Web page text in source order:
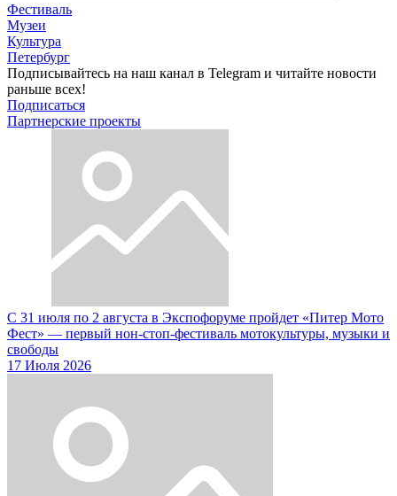
Фестиваль
Музеи
Культура
Петербург
Подписывайтесь на наш канал в Telegram и читайте новости
раньше всех!
Подписаться
Партнерские проекты
С 31 июля по 2 августа в Экспофоруме пройдет «Питер Мото
Фест» — первый нон-стоп-фестиваль мотокультуры, музыки и
свободы
17 Июля 2026